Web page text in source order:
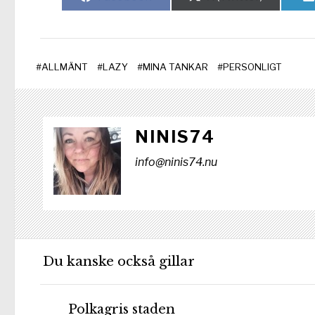
#ALLMÄNT #LAZY #MINA TANKAR #PERSONLIGT
NINIS74
info@ninis74.nu
Du kanske också gillar
Polkagris staden